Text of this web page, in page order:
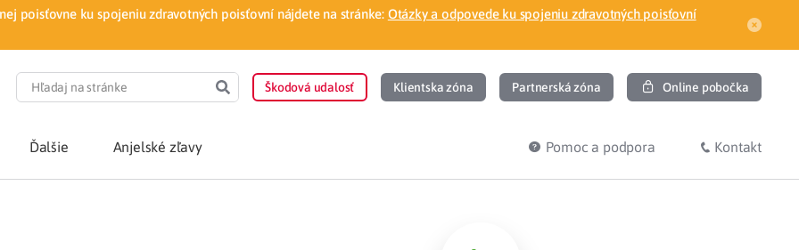
poisťovne ku spojeniu zdravotných poisťovní nájdete na stránke: Otázky a odpovede ku spojeniu zdravotných poisťovní
Škodová udalosť Klientska zóna Partnerská zóna Online pobočka
Ďalšie Anjelské zľavy Pomoc a podpora Kontakt